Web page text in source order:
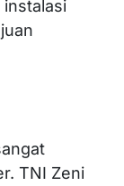
TNI Zeni